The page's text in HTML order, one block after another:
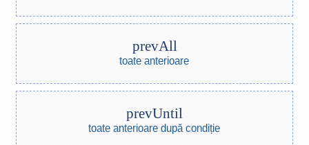
prevAll
toate anterioare
prevUntil
toate anterioare după condiție